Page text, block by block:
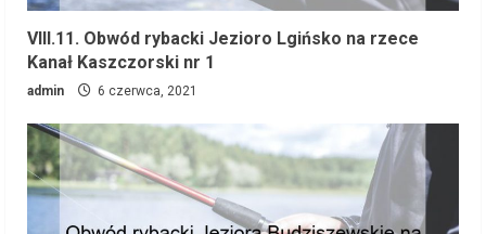
VIII.11. Obwód rybacki Jezioro Lgińsko na rzece
Kanał Kaszczorski nr 1
admin 6 czerwca, 2021